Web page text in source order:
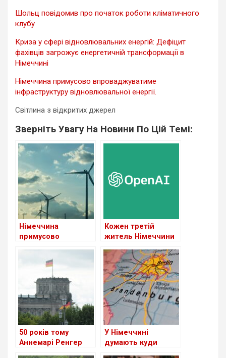
Шольц повідомив про початок роботи кліматичного
клубу
Криза у сфері відновлювальних енергій: Дефіцит
фахівців загрожує енергетичній трансформації в
Німеччині
Німеччина примусово впроваджуватиме
інфраструктуру відновлювальної енергії.
Світлина з відкритих джерел
Зверніть Увагу На Новини По Цій Темі:
Німеччина
примусово
відновлювальної
енергії.
Кожен третій
житель Німеччини
штучний інтелект
50 років тому
Аннемарі Ренгер
У Німеччині
думають куди